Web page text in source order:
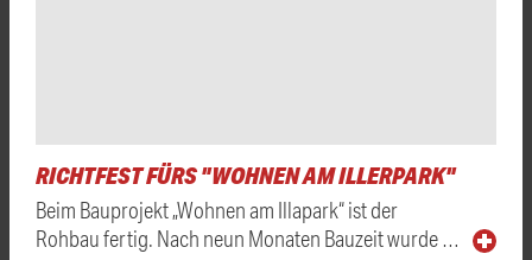
RICHTFEST FÜRS "WOHNEN AM ILLERPARK"
Beim Bauprojekt „Wohnen am Illapark“ ist der
Rohbau fertig. Nach neun Monaten Bauzeit wurde …